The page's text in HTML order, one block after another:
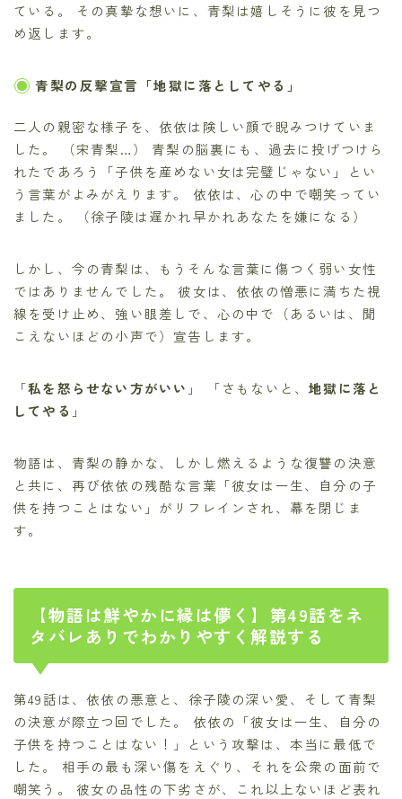
ている。 その真摯な想いに、青梨は嬉しそうに彼を見つ
め返します。
青梨の反撃宣言「地獄に落としてやる」
二人の親密な様子を、依依は険しい顔で睨みつけていま
した。 （宋青梨…） 青梨の脳裏にも、過去に投げつけら
れたであろう「子供を産めない女は完璧じゃない」とい
う言葉がよみがえります。 依依は、心の中で嘲笑ってい
ました。 （徐子陵は遅かれ早かれあなたを嫌になる）
しかし、今の青梨は、もうそんな言葉に傷つく弱い女性
ではありませんでした。 彼女は、依依の憎悪に満ちた視
線を受け止め、強い眼差しで、心の中で（あるいは、聞
こえないほどの小声で）宣告します。
「私を怒らせない方がいい 」 「さもないと、地獄に落と
してやる 」
物語は、青梨の静かな、しかし燃えるような復讐の決意
と共に、再び依依の残酷な言葉「彼女は一生、自分の子
供を持つことはない」がリフレインされ、幕を閉じま
す。
【物語は鮮やかに縁は儚く】第49話をネ
タバレありでわかりやすく解説する
第49話は、依依の悪意と、徐子陵の深い愛、そして青梨
の決意が際立つ回でした。 依依の「彼女は一生、自分の
子供を持つことはない！」という攻撃は、本当に最低で
した。 相手の最も深い傷をえぐり、それを公衆の面前で
嘲笑う。 彼女の品性の下劣さが、これ以上ないほど表れ